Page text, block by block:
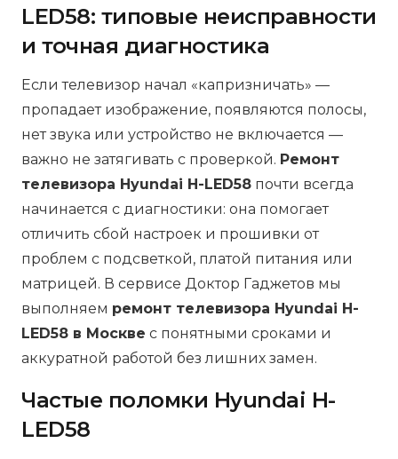
LED58: типовые неисправности
и точная диагностика
Если телевизор начал «капризничать» —
пропадает изображение, появляются полосы,
нет звука или устройство не включается —
важно не затягивать с проверкой. Ремонт
телевизора Hyundai H-LED58 почти всегда
начинается с диагностики: она помогает
отличить сбой настроек и прошивки от
проблем с подсветкой, платой питания или
матрицей. В сервисе Доктор Гаджетов мы
выполняем ремонт телевизора Hyundai H-
LED58 в Москве с понятными сроками и
аккуратной работой без лишних замен.
Частые поломки Hyundai H-
LED58